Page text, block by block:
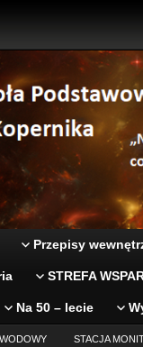
Przepisy
STREFA
Na 50 – lecie
STACJA